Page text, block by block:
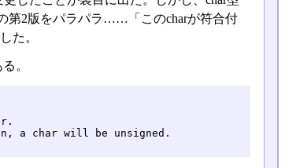
第2版をパラパラ……「このcharが符合付
た。
。
a char will be unsigned.